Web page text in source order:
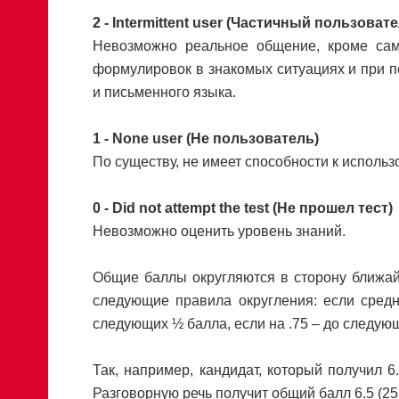
2 - Intermittent user (Частичный
Невозможно реальное общение, кроме
формулировок в знакомых ситуациях и при
и письменного языка.
1 - None user (Не пользователь)
По существу, не имеет способности к
0 - Did not attempt the test (Не прошел тест)
Невозможно оценить уровень знаний.
Общие баллы округляются в сторону
следующие правила округления: если
следующих ½ балла, если на .75 – до
Так, например, кандидат, который получил
Разговорную речь получит общий балл 6.5